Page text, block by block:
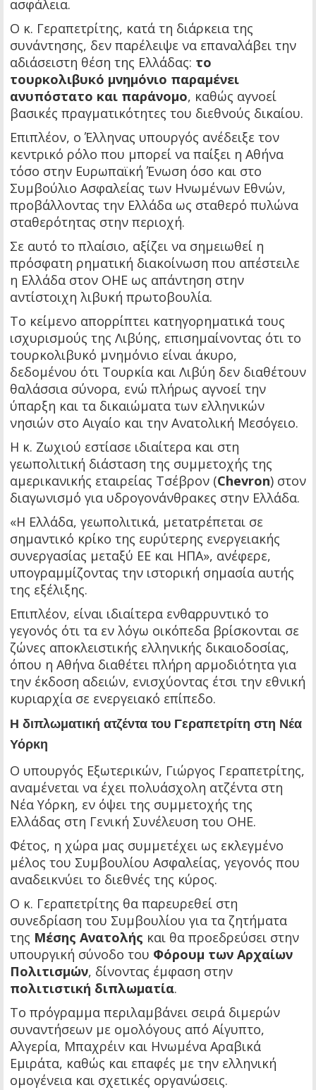
ασφάλεια.
Ο κ. Γεραπετρίτης, κατά τη διάρκεια της
συνάντησης, δεν παρέλειψε να επαναλάβει την
αδιάσειστη θέση της Ελλάδας: το
τουρκολιβυκό μνημόνιο παραμένει
ανυπόστατο και παράνομο, καθώς αγνοεί
βασικές πραγματικότητες του διεθνούς δικαίου.
Επιπλέον, ο Έλληνας υπουργός ανέδειξε τον
κεντρικό ρόλο που μπορεί να παίξει η Αθήνα
τόσο στην Ευρωπαϊκή Ένωση όσο και στο
Συμβούλιο Ασφαλείας των Ηνωμένων Εθνών,
προβάλλοντας την Ελλάδα ως σταθερό πυλώνα
σταθερότητας στην περιοχή.
Σε αυτό το πλαίσιο, αξίζει να σημειωθεί η
πρόσφατη ρηματική διακοίνωση που απέστειλε
η Ελλάδα στον ΟΗΕ ως απάντηση στην
αντίστοιχη λιβυκή πρωτοβουλία.
Το κείμενο απορρίπτει κατηγορηματικά τους
ισχυρισμούς της Λιβύης, επισημαίνοντας ότι το
τουρκολιβυκό μνημόνιο είναι άκυρο,
δεδομένου ότι Τουρκία και Λιβύη δεν διαθέτουν
θαλάσσια σύνορα, ενώ πλήρως αγνοεί την
ύπαρξη και τα δικαιώματα των ελληνικών
νησιών στο Αιγαίο και την Ανατολική Μεσόγειο.
Η κ. Ζωχιού εστίασε ιδιαίτερα και στη
γεωπολιτική διάσταση της συμμετοχής της
αμερικανικής εταιρείας Τσέβρον (Chevron) στον
διαγωνισμό για υδρογονάνθρακες στην Ελλάδα.
«Η Ελλάδα, γεωπολιτικά, μετατρέπεται σε
σημαντικό κρίκο της ευρύτερης ενεργειακής
συνεργασίας μεταξύ ΕΕ και ΗΠΑ», ανέφερε,
υπογραμμίζοντας την ιστορική σημασία αυτής
της εξέλιξης.
Επιπλέον, είναι ιδιαίτερα ενθαρρυντικό το
γεγονός ότι τα εν λόγω οικόπεδα βρίσκονται σε
ζώνες αποκλειστικής ελληνικής δικαιοδοσίας,
όπου η Αθήνα διαθέτει πλήρη αρμοδιότητα για
την έκδοση αδειών, ενισχύοντας έτσι την εθνική
κυριαρχία σε ενεργειακό επίπεδο.
Η διπλωματική ατζέντα του Γεραπετρίτη στη Νέα
Υόρκη
Ο υπουργός Εξωτερικών, Γιώργος Γεραπετρίτης,
αναμένεται να έχει πολυάσχολη ατζέντα στη
Νέα Υόρκη, εν όψει της συμμετοχής της
Ελλάδας στη Γενική Συνέλευση του ΟΗΕ.
Φέτος, η χώρα μας συμμετέχει ως εκλεγμένο
μέλος του Συμβουλίου Ασφαλείας, γεγονός που
αναδεικνύει το διεθνές της κύρος.
Ο κ. Γεραπετρίτης θα παρευρεθεί στη
συνεδρίαση του Συμβουλίου για τα ζητήματα
της Μέσης Ανατολής και θα προεδρεύσει στην
υπουργική σύνοδο του Φόρουμ των Αρχαίων
Πολιτισμών, δίνοντας έμφαση στην
πολιτιστική διπλωματία.
Το πρόγραμμα περιλαμβάνει σειρά διμερών
συναντήσεων με ομολόγους από Αίγυπτο,
Αλγερία, Μπαχρέιν και Ηνωμένα Αραβικά
Εμιράτα, καθώς και επαφές με την ελληνική
ομογένεια και σχετικές οργανώσεις.